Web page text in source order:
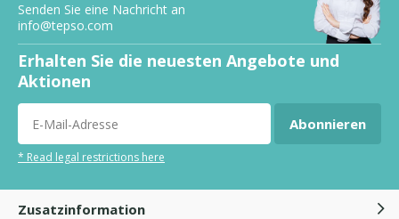
Senden Sie eine Nachricht an
info@tepso.com
Erhalten Sie die neuesten Angebote und
Aktionen
Abonnieren
* Read legal restrictions here
Zusatzinformation